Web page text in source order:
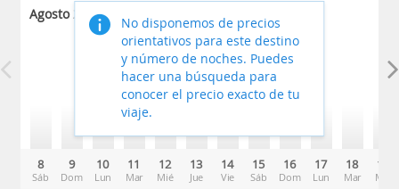
Agosto 2026
8
Sáb
9
Dom
10
Lun
11
Mar
12
Mié
13
Jue
14
Vie
15
Sáb
16
Dom
17
Lun
18
Mar
19
Mié
No disponemos de precios
orientativos para este destino
y número de noches. Puedes
hacer una búsqueda para
conocer el precio exacto de tu
viaje.